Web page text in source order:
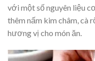
với một số nguyên liệu
thêm nấm kim châm, cà
hương vị cho món ăn.